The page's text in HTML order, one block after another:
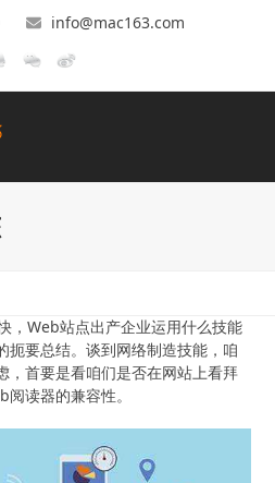
info@mac163.com
，Web站点出产企业运用什么技能
扼要总结。谈到网络制造技能，咱
，首要是看咱们是否在网站上看拜
读器的兼容性。